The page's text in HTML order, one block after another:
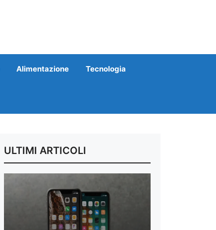
Alimentazione Tecnologia
ULTIMI ARTICOLI